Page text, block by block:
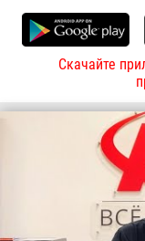
Скачайте